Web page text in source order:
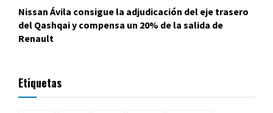
Nissan Ávila consigue la adjudicación del eje trasero
del Qashqai y compensa un 20% de la salida de
Renault
Etiquetas